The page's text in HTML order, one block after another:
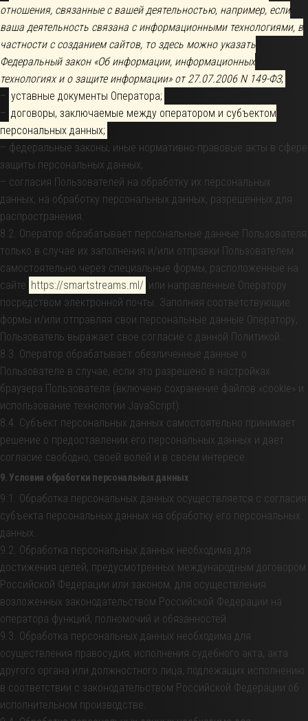
отношения, связанные с вашей деятельностью, например, если
ваша деятельность связана с информационными технологиями, в
частности с созданием сайтов, то здесь можно указать
Федеральный закон «Об информации, информационных
технологиях и о защите информации» от 27.07.2006 N 149-ФЗ;
– уставные документы Оператора;
– договоры, заключаемые между оператором и субъектом
персональных данных;
– федеральные законы, иные нормативно-правовые акты в сфере
защиты персональных данных;
– согласия Пользователей на обработку их персональных
данных, на обработку персональных данных, разрешенных для
распространения.
8.2. Оператор обрабатывает персональные данные Пользователя
только в случае их заполнения и/или отправки Пользователем
самостоятельно через специальные формы, расположенные на
сайте https://smartstreams.ml/ или направленные Оператору
посредством электронной почты. Заполняя соответствующие
формы и/или отправляя свои персональные данные Оператору,
Пользователь выражает свое согласие с данной Политикой.
8.3. Оператор обрабатывает обезличенные данные о
Пользователе в случае, если это разрешено в настройках
браузера Пользователя (включено сохранение файлов «cookie» и
использование технологии JavaScript).
8.4. Субъект персональных данных самостоятельно принимает
решение о предоставлении его персональных данных и дает
согласие свободно, своей волей и в своем интересе.
9. Условия обработки персональных данных
9.1. Обработка персональных данных осуществляется с согласия
субъекта персональных данных на обработку его персональных
данных.
9.2. Обработка персональных данных необходима для
достижения целей, предусмотренных международным договором
Российской Федерации или законом, для осуществления
возложенных законодательством Российской Федерации на
оператора функций, полномочий и обязанностей.
9.3. Обработка персональных данных необходима для
осуществления правосудия, исполнения судебного акта, акта
другого органа или должностного лица, подлежащих исполнению
в соответствии с законодательством Российской Федерации об
исполнительном производстве.